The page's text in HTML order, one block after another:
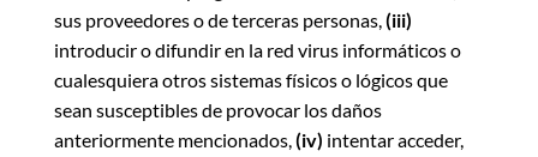
sus proveedores o de terceras personas,(iii)
introducir o difundir en la red virus informáticos o
cualesquiera otros sistemas físicos o lógicos que
sean susceptibles de provocar los daños
anteriormente mencionados,(iv) intentar acceder,